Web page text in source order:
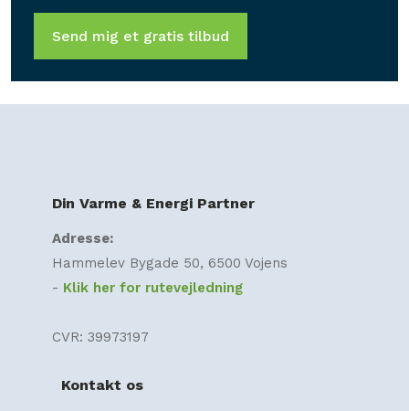
Din Varme & Energi Partner
Adresse:
Hammelev Bygade 50, 6500 Vojens
​- Klik her for rutevejledning
CVR: 39973197​
Kontakt os